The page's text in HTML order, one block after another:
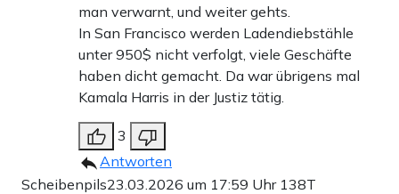
man verwarnt, und weiter gehts.
In San Francisco werden Ladendiebstähle
unter 950$ nicht verfolgt, viele Geschäfte
haben dicht gemacht. Da war übrigens mal
Kamala Harris in der Justiz tätig.
3
Antworten
Scheibenpils23.03.2026 um 17:59 Uhr 138T